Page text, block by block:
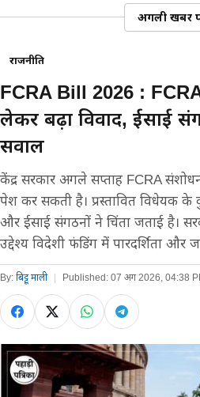
की है,
अगली खबर
राजनीति
FCRA Bill 2026 :
लेकर बढ़ा विवाद, ईसाई
सवाल
केंद्र सरकार अगले सप्ताह FCRA
पेश कर सकती है। प्रस्तावित विधेयक के
और ईसाई संगठनों ने चिंता जताई है।
उद्देश्य विदेशी फंडिंग में पारदर्शिता और
By: बिट्टू माली Published: 07 अग 2026, 04:38